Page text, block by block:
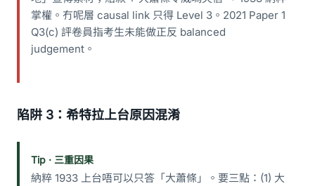
掌權。冇呢層 causal link 只得 Level 3。2021 Paper 1
Q3(c) 評卷員指考生未能做正反 balanced
judgement。
陷阱 3：希特拉上台原因混淆
Tip · 三重因果
納粹 1933 上台唔可以只答「大蕭條」。要三點：(1) 大